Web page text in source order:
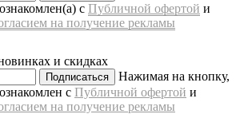
с Публичной офертой и
на получение рекламы
и скидках
Подписаться
Нажимая на кнопку,
с Публичной офертой и
на получение рекламы